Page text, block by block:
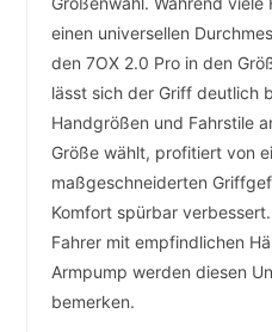
einen universellen
den 7OX 2.0 Pro in den
lässt sich der Griff deutlich
Handgrößen und Fahrstile
Größe wählt, profitiert von
maßgeschneiderten
Komfort spürbar
Fahrer mit empfindlichen
Armpump werden diesen
bemerken.